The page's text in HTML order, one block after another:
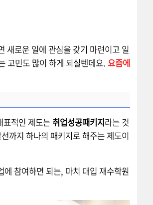
새로운 일에 관심을 갖기 마련이고 일
고민도 많이 하게 되실텐데요. 요즘에
표적인 제도는취업성공패키지라는 것
까지 하나의 패키지로 해주는 제도이
참여하면 되는, 마치 대입 재수학원